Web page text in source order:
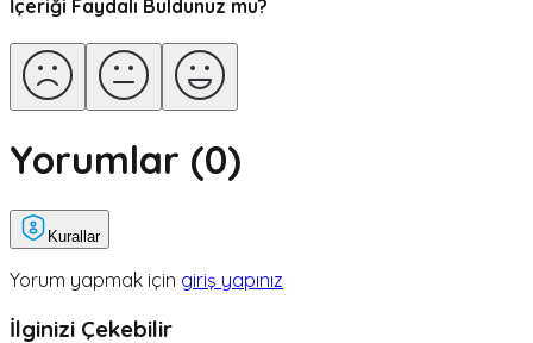
İçeriği Faydalı Buldunuz mu?
Yorumlar (0)
Kurallar
Yorum yapmak için giriş yapınız
İlginizi Çekebilir